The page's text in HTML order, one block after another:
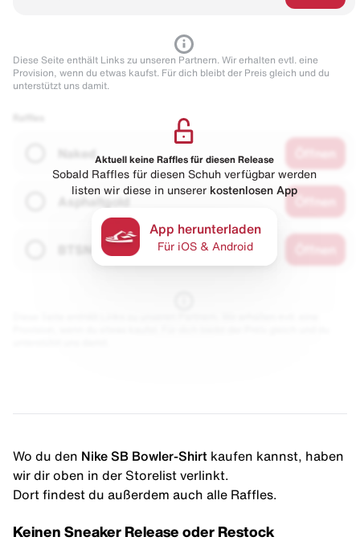
Diese Seite enthält Links zu unseren Partnern. Wir erhalten evtl. eine
Provision, wenn du etwas kaufst. Für dich bleibt der Preis gleich und du
unterstützt uns damit.
Naked
Asphaltgold
Aktuell keine Raffles für diesen Release
Sobald Raffles für diesen Schuh verfügbar werden
listen wir diese in unserer kostenlosen App
App herunterladen
Für iOS & Android
Wo du den Nike SB Bowler-Shirt kaufen kannst, haben
wir dir oben in der Storelist verlinkt.
Dort findest du außerdem auch alle Raffles.
Keinen Sneaker Release oder Restock